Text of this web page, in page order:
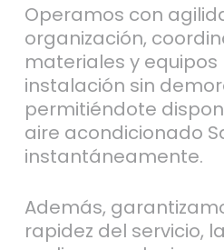
Operamos con
organización,
materiales y
instalación sin
permitiéndote
aire acondicionado
instantáneamente.
Además,
rapidez del servicio,